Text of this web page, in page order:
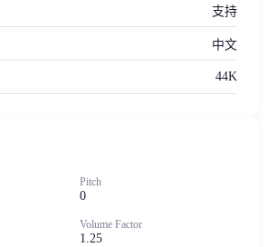
支持
中文
44K
Pitch
0
Volume Factor
1.25